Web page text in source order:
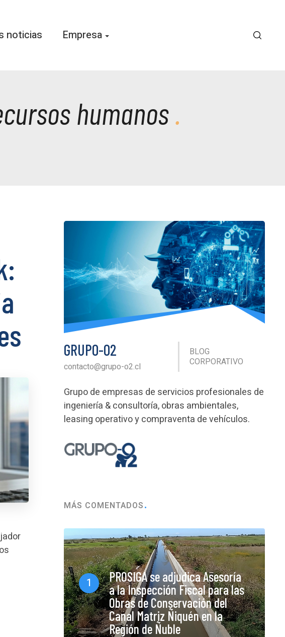
noticias Empresa
humanos
GRUPO-O2
contacto@grupo-o2.cl
BLOG
CORPORATIVO
Grupo de empresas de servicios profesionales de
ingeniería & consultoría, obras ambientales,
leasing operativo y compraventa de vehículos.
MÁS COMENTADOS
1
PROSIGA se adjudica Asesoría
a la Inspección Fiscal para las
Obras de Conservación del
Canal Matriz Ñiquén en la
Región de Ñuble